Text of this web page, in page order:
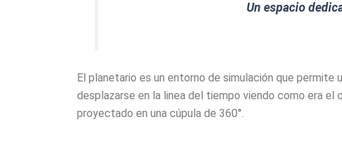
Un espacio
El planetario es un entorno de simulación que
desplazarse en la linea del tiempo viendo como era
proyectado en una cúpula de 360°.